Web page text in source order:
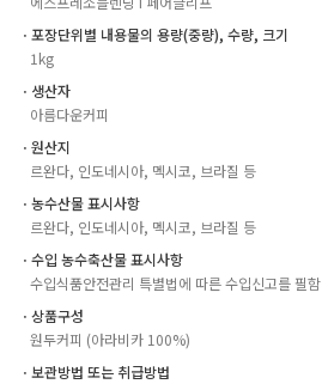
ㆍ포장단위별 내용물의 용량(중량), 수량, 크기
1kg
ㆍ생산자
아름다운커피
ㆍ원산지
르완다, 인도네시아, 멕시코, 브라질 등
ㆍ농수산물 표시사항
르완다, 인도네시아, 멕시코, 브라질 등
ㆍ수입 농수축산물 표시사항
수입식품안전관리 특별법에 따른 수입신고를 필함
ㆍ상품구성
원두커피 (아라비카 100%)
ㆍ보관방법 또는 취급방법